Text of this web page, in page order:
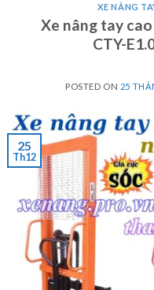
XE NÂNG
Xe nâng tay
CTY-
POSTED ON 25
25
Th12